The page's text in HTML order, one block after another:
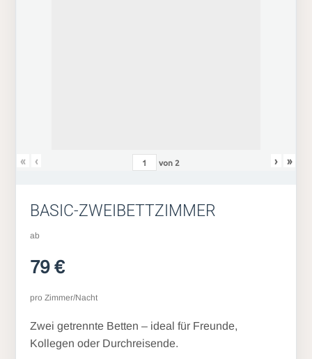
« ‹ von 2 › »
BASIC-ZWEIBETTZIMMER
ab
79 €
pro Zimmer/Nacht
Zwei getrennte Betten – ideal für Freunde,
Kollegen oder Durchreisende.